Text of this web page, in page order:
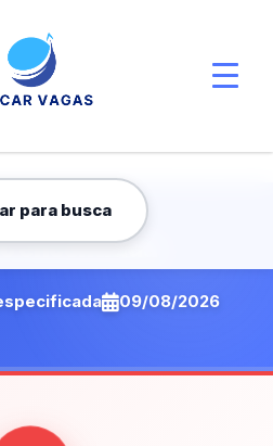
para busca
encontrada
09/08/2026